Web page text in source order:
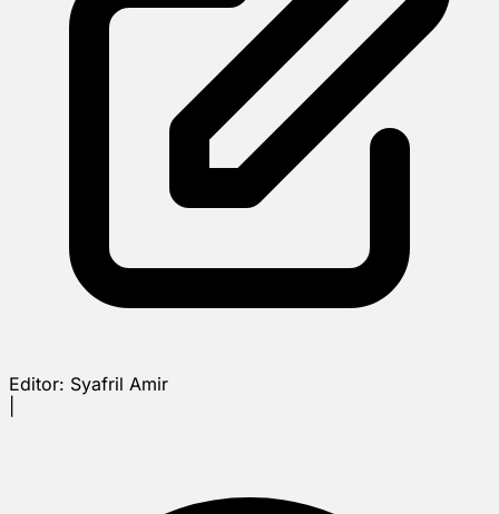
Editor: Syafril Amir